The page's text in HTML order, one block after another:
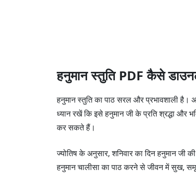
हनुमान स्तुति PDF कैसे
हनुमान स्तुति का पाठ सरल और प्रभावशाली
ध्यान रखें कि इसे हनुमान जी के प्रति श्रद्धा और
कर सकते हैं।
ज्योतिष के अनुसार, शनिवार का दिन हनुमान जी
हनुमान चालीसा का पाठ करने से जीवन में सुख,